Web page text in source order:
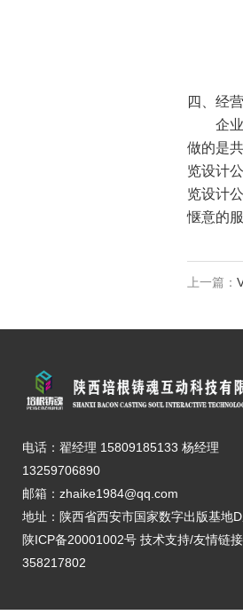
四、经
企
做的是
览设计
览设计
惬意的
上一篇：
电话：翟经理 15809185133 杨经理
13259706890
邮箱：zhaike1984@qq.com
地址：陕西省西安市国家数字出版基地
陕ICP备20001002号技术支持/友情链接
358217802